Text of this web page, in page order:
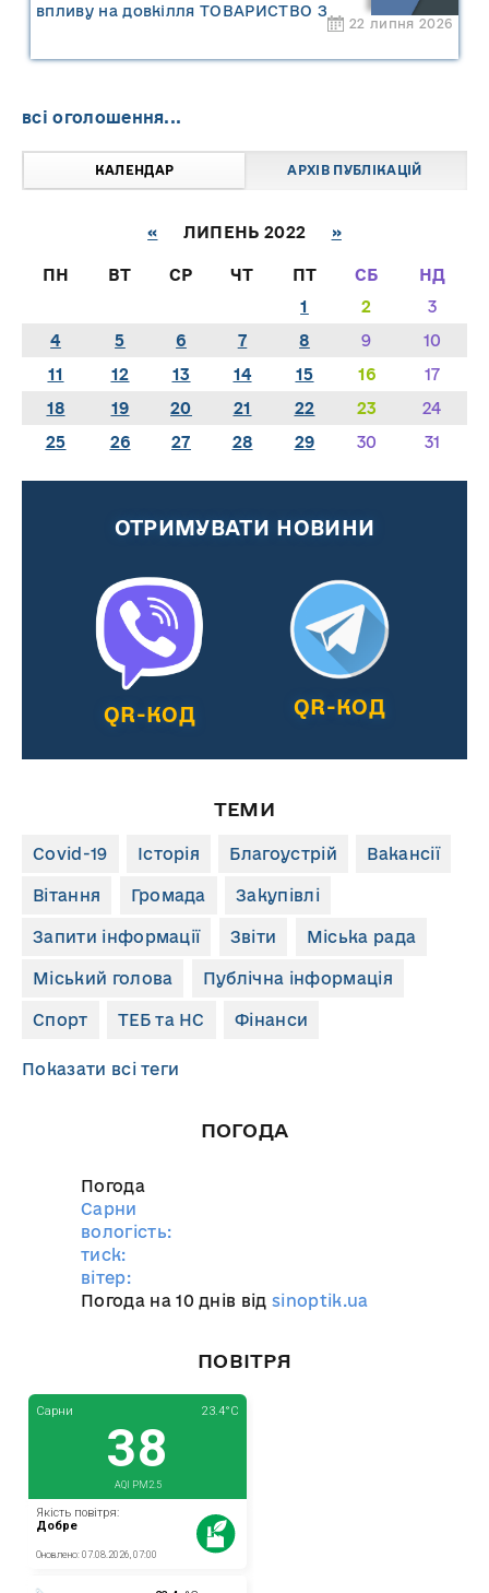
впливу на довкілля ТОВАРИСТВО З
22 липня 2026
всі оголошення...
КАЛЕНДАР АРХІВ ПУБЛІКАЦІЙ
« ЛИПЕНЬ 2022 »
ПН ВТ СР ЧТ ПТ СБ
НД
1
2
3
4
5 6 7 8 9
10
11
12 13 14 15 16
17
18
19 20 21 22 23
24
25
26 27 28 29 30 31
ОТРИМУВАТИ НОВИНИ
QR-КОД QR-КОД
ТЕМИ
Covid-19 Історія Благоустрій Вакансії
Вітання Громада Закупівлі
Запити інформації Звіти Міська рада
Міський голова Публічна інформація
Спорт ТЕБ та НС Фінанси
Показати всі теги
ПОГОДА
Погода
Сарни
вологість:
тиск:
вітер:
Погода на 10 днів відsinoptik.ua
ПОВІТРЯ